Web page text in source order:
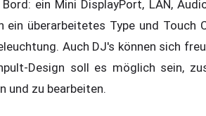
ein Mini DisplayPort, LAN,
überarbeitetes Type und Touch
Auch DJ's können sich
Design soll es möglich sein,
und zu bearbeiten.